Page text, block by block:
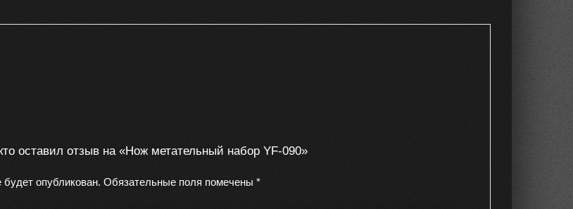
оставил отзыв на «Нож метательный набор YF-090»
опубликован. Обязательные поля помечены *